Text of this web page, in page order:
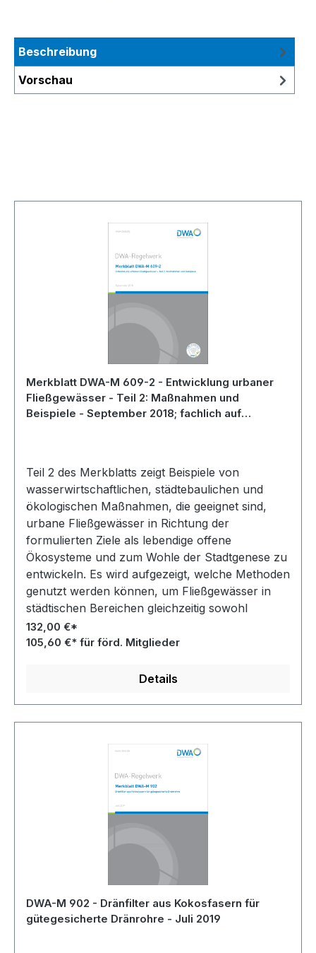
Beschreibung
Vorschau
Merkblatt DWA-M 609-2 - Entwicklung urbaner
Fließgewässer - Teil 2: Maßnahmen und
Beispiele - September 2018; fachlich auf
Teil 2 des Merkblatts zeigt Beispiele von
wasserwirtschaftlichen, städtebaulichen und
ökologischen Maßnahmen, die geeignet sind,
urbane Fließgewässer in Richtung der
formulierten Ziele als lebendige offene
Ökosysteme und zum Wohle der Stadtgenese zu
entwickeln. Es wird aufgezeigt, welche Methoden
genutzt werden können, um Fließgewässer in
städtischen Bereichen gleichzeitig sowohl
ökologisch als auch für die dort lebenden
Menschen aufzuwerten.
132,00 €*
105,60 €* für förd. Mitglieder
Details
DWA-M 902 - Dränfilter aus Kokosfasern für
gütegesicherte Dränrohre - Juli 2019